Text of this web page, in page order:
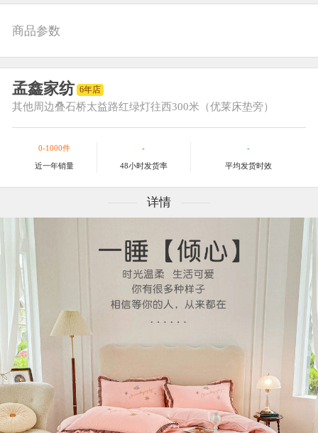
商品参数
孟鑫家纺 6年店
其他周边叠石桥太益路红绿灯往西300米（优莱床垫旁）
0-1000件
近一年销量
-
48小时发货率
-
平均发货时效
详情